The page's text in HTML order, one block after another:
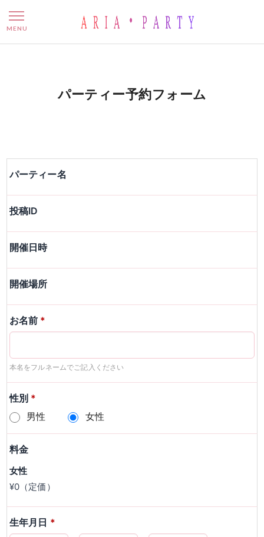
パーティー予約フォーム
MENU
パーティー予約フォーム
パーティー名
投稿ID
開催日時
開催場所
お名前 *
本名をフルネームでご記入ください
性別 *
男性
女性
料金
女性
¥0（定価）
生年月日 *